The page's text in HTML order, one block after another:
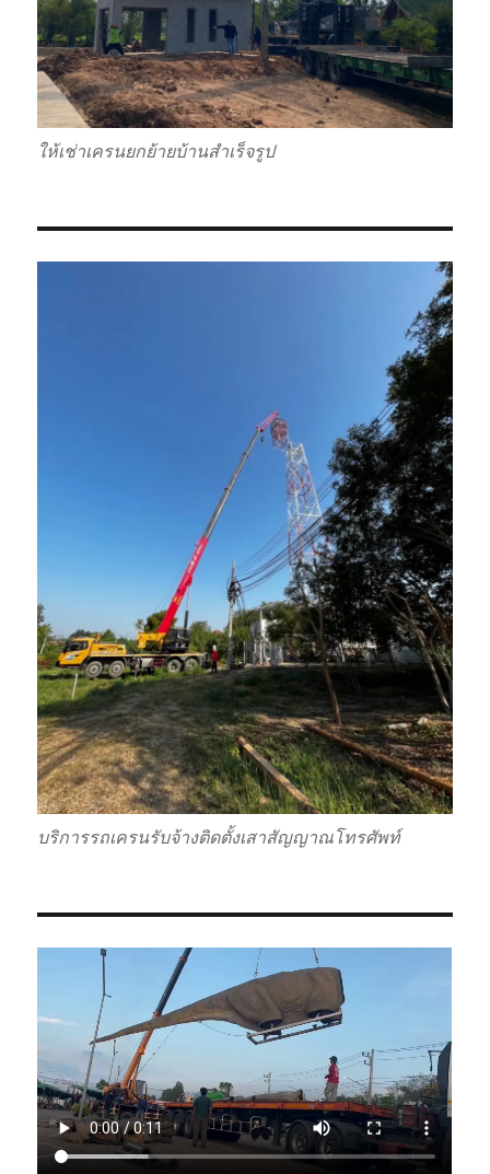
ให้เช่าเครนยกย้ายบ้านสำเร็จรูป
บริการรถเครนรับจ้างติดตั้งเสาสัญญาณโทรศัพท์